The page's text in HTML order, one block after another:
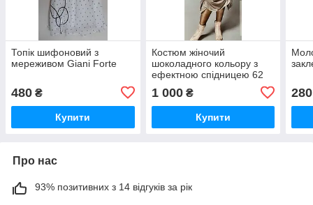
Топік шифоновий з
мереживом Giani Forte
480 ₴
Купити
Костюм жіночий
шоколадного кольору з
ефектною спідницею 62
1 000₴
Купити
280
Про нас
93% позитивних з 14 відгуків за рік